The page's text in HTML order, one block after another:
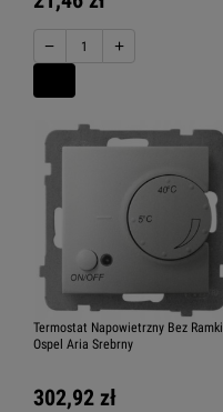
− +
Termostat Napowietrzny Bez Ramki
Ospel Aria Srebrny
302,92 zł